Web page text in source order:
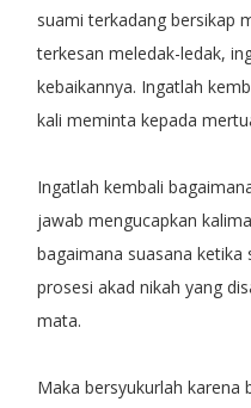
suami terkadang bersikap
terkesan meledak-ledak,
kebaikannya. Ingatlah
kali meminta kepada
Ingatlah kembali
jawab mengucapkan
bagaimana suasana
prosesi akad nikah yang
mata.
Maka bersyukurlah karena